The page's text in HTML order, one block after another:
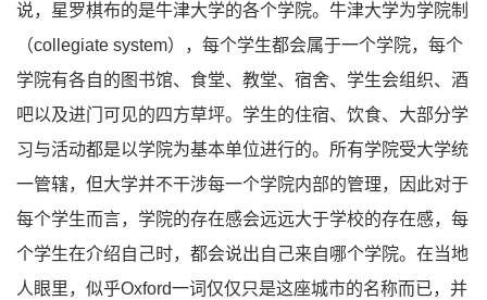
说，星罗棋布的是牛津大学的各个学院。牛津大学为学院制
（collegiate system），每个学生都会属于一个学院，每个
学院有各自的图书馆、食堂、教堂、宿舍、学生会组织、酒
吧以及进门可见的四方草坪。学生的住宿、饮食、大部分学
习与活动都是以学院为基本单位进行的。所有学院受大学统
一管辖，但大学并不干涉每一个学院内部的管理，因此对于
每个学生而言，学院的存在感会远远大于学校的存在感，每
个学生在介绍自己时，都会说出自己来自哪个学院。在当地
人眼里，似乎Oxford一词仅仅只是这座城市的名称而已，并